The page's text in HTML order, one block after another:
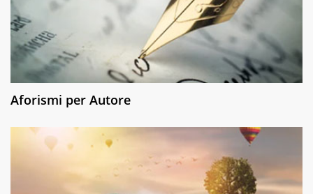
Aforismi per Autore